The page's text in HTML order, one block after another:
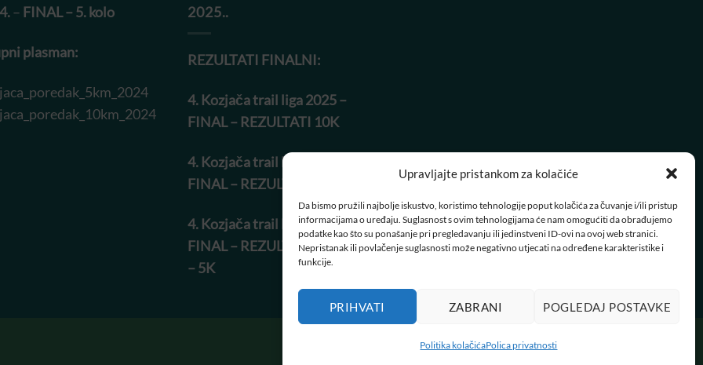
Upravljajte pristankom za kolačiće
Da bismo pružili najbolje iskustvo, koristimo tehnologije poput kolačića za čuvanje i/ili pristup
informacijama o uređaju. Suglasnost s ovim tehnologijama će nam omogućiti da obrađujemo
podatke kao što su ponašanje pri pregledavanju ili jedinstveni ID-ovi na ovoj web stranici.
Nepristanak ili povlačenje suglasnosti može negativno utjecati na određene karakteristike i
funkcije.
PRIHVATI ZABRANI POGLEDAJ POSTAVKE
Politika kolačićaPolica privatnosti
– FINAL – 5. kolo
plasman:
2025..
REZULTATI FINALNI:
4. Kozjača trail liga 2025 –
FINAL – REZULTATI 10K
4. Kozjača trail liga 2025 –
FINAL – REZULTATI 5K
4. Kozjača trail liga 2025 –
FINAL – REZULTATI HODAČI
– 5K